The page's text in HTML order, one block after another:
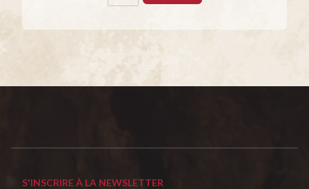
S'INSCRIRE À LA NEWSLETTER